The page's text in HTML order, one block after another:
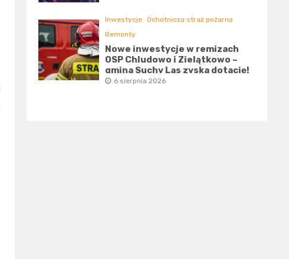
Inwestycje Ochotnicza straż pożarna
Remonty
Nowe inwestycje w remizach
OSP Chludowo i Zielątkowo –
gmina Suchy Las zyska dotację!
6 sierpnia 2026